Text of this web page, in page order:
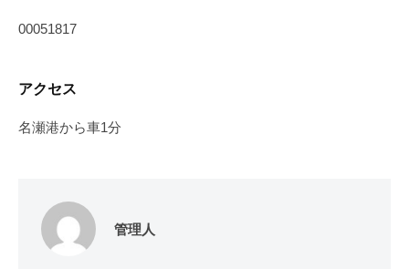
00051817
アクセス
名瀬港から車1分
管理人